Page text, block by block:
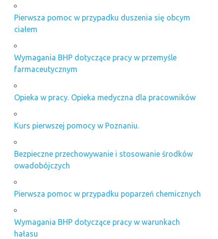
Pierwsza pomoc w przypadku duszenia się obcym
ciałem
Wymagania BHP dotyczące pracy w przemyśle
farmaceutycznym
Opieka w pracy. Opieka medyczna dla pracowników
Kurs pierwszej pomocy w Poznaniu.
Bezpieczne przechowywanie i stosowanie środków
owadobójczych
Pierwsza pomoc w przypadku poparzeń chemicznych
Wymagania BHP dotyczące pracy w warunkach
hałasu